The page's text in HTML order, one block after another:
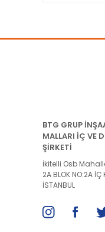
BTG GRUP
MALLARI İÇ VE
ŞİRKETİ
İkitelli Osb
2A BLOK NO:2A
İSTANBUL